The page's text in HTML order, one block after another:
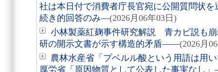
社は本日付で消費者庁長官宛に公開質問状
続き的回答のみ―(2026月06年03日)
小林製薬紅麹事件研究解説 青カビ説も
研の開示文書が示す構造的矛盾――(2026月
農林水産省「プベルル酸という用語は用
厚労省「原因物質として公表した事実なし